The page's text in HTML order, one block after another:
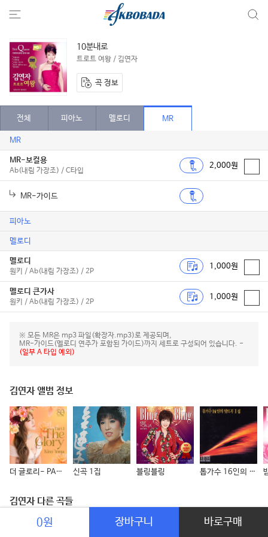
10분내로
트로트 여왕 / 김연자
곡 정보
전체 피아노 멜로디 MR
MR
MR-보컬용
Ab(내림 가장조) / C타입
2,000원
MR-가이드
피아노
멜로디
멜로디
원키 / Ab(내림 가장조) / 2P
1,000원
멜로디 큰가사
원키 / Ab(내림 가장조) / 2P
1,000원
※ 모든 MR은 mp3 파일(확장자.mp3)로 제공되며,
MR-가이드(멜로디 연주가 포함된 가이드)까지 세트로 구성되어 있습니다. -
(일부 A 타입 예외)
김연자 앨범 정보
더 글로리- PART 1 신곡 1집 블링블링 톱가수 16인의 힛트곡 1집
김연자 다른 곡들
어머니의 계절
0원 장바구니 바로구매